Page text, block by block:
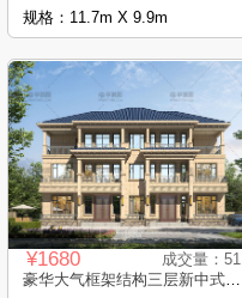
规格：11.7m X 9.9m
¥1680
成交量：51
豪华大气框架结构三层新中式别墅占地229..